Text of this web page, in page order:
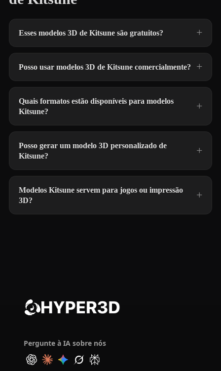
Esses modelos 3D de Kitsune são gratuitos?
Posso usar modelos 3D de Kitsune comercialmente?
Quais formatos estão disponíveis para modelos
Kitsune?
Posso gerar um modelo 3D personalizado de
Kitsune?
Modelos Kitsune servem para jogos ou impressão
3D?
Pergunte à IA sobre nós